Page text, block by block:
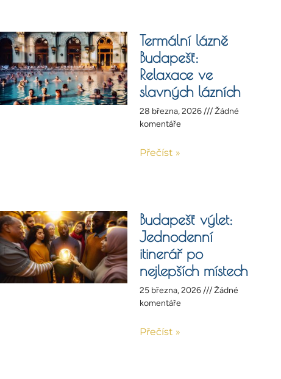
Termální lázně
Budapešť:
Relaxace ve
slavných lázních
28 března, 2026
Žádné
komentáře
Přečíst »
Budapešť výlet:
Jednodenní
itinerář po
nejlepších místech
25 března, 2026
Žádné
komentáře
Přečíst »